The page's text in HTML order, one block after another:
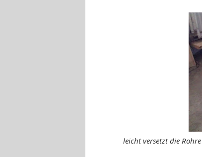
leicht versetzt die Rohre